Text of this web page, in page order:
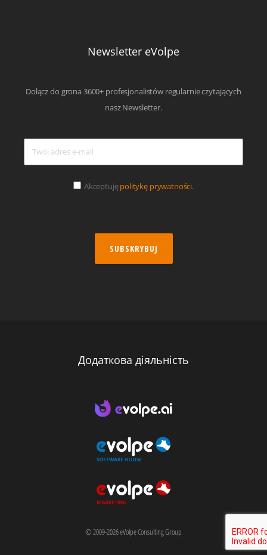
Newsletter eVolpe
Dołącz do grona 3600+ profesjonalistów regularnie czytających
nasz Newsletter.
Akceptujępolitykę prywatności.
SUBSKRYBUJ
Додаткова діяльність
© 2009-2026 eVolpe Consulting Group